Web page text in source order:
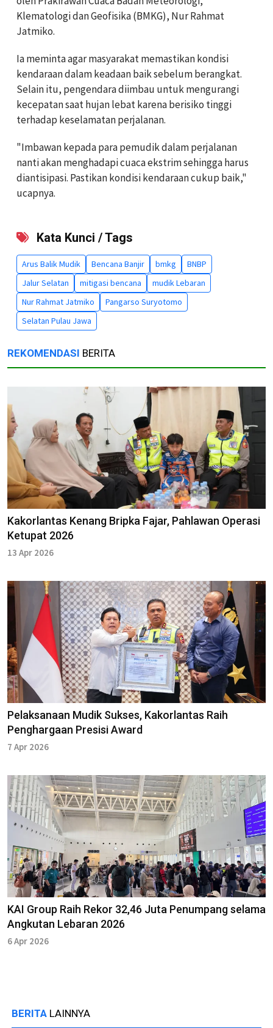
Klematologi dan Geofisika (BMKG), Nur Rahmat
Jatmiko.
Ia meminta agar masyarakat memastikan kondisi
kendaraan dalam keadaan baik sebelum berangkat.
Selain itu, pengendara diimbau untuk mengurangi
kecepatan saat hujan lebat karena berisiko tinggi
terhadap keselamatan perjalanan.
"Imbawan kepada para pemudik dalam perjalanan
nanti akan menghadapi cuaca ekstrim sehingga harus
diantisipasi. Pastikan kondisi kendaraan cukup baik,"
ucapnya.
Kata Kunci / Tags
Arus Balik Mudik Bencana Banjir bmkg
BNBP
Jalur Selatan
mitigasi bencana
mudik Lebaran
Nur Rahmat Jatmiko
Pangarso Suryotomo
Selatan Pulau Jawa
REKOMENDASI BERITA
Kakorlantas Kenang Bripka Fajar, Pahlawan Operasi
Ketupat 2026
13 Apr 2026
Pelaksanaan Mudik Sukses, Kakorlantas Raih
Penghargaan Presisi Award
7 Apr 2026
KAI Group Raih Rekor 32,46 Juta Penumpang selama
Angkutan Lebaran 2026
6 Apr 2026
BERITA LAINNYA